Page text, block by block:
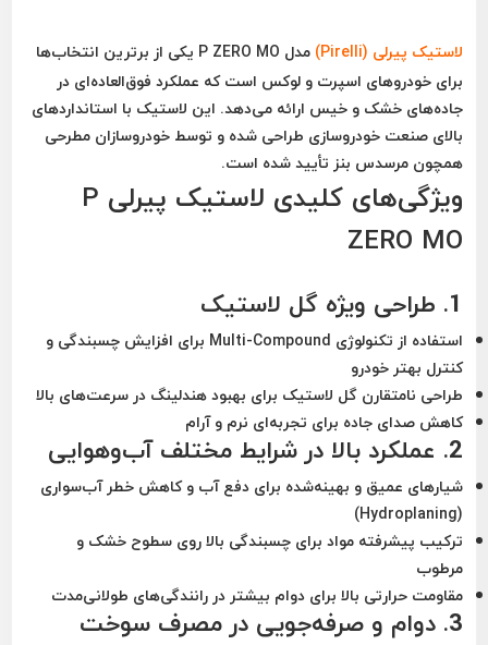
لاستیک پیرلی (Pirelli) مدل P ZERO MO
یکی از برترین انتخاب‌ها
برای خودروهای اسپرت و لوکس است که عملکرد فوق‌العاده‌ای در
جاده‌های خشک و خیس ارائه می‌دهد. این لاستیک با استانداردهای
بالای صنعت خودروسازی طراحی شده و توسط خودروسازان مطرحی
همچونمرسدس بنز تأیید شده است.
ویژگی‌های کلیدی لاستیک پیرلی P
ZERO MO
1. طراحی ویژه گل لاستیک
استفاده از تکنولوژی Multi-Compound
برای افزایش چسبندگی و
کنترل بهتر خودرو
طراحی نامتقارن گل لاستیک برای بهبود هندلینگ در سرعت‌های بالا
کاهش صدای جاده برای تجربه‌ای نرم و آرام
2. عملکرد بالا در شرایط مختلف آب‌وهوایی
شیارهای عمیق و بهینه‌شده برای دفع آب و کاهش خطرآب‌سواری
(Hydroplaning)
ترکیب پیشرفته مواد برای چسبندگی بالا روی سطوح خشک و
مرطوب
مقاومت حرارتی بالا برای دوام بیشتر در رانندگی‌های طولانی‌مدت
3. دوام و صرفه‌جویی در مصرف سوخت